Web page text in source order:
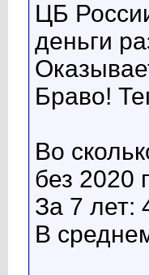
ЦБ
деньги
Браво!
Во
без 2020
За 7 лет:
В